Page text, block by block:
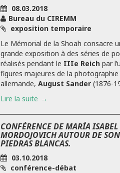
08.03.2018
Bureau du CIREMM
exposition temporaire
Le Mémorial de la Shoah consacre
grande exposition à des séries de
réalisés pendant le IIIe Reich par
figures majeures de la photographie
allemande, August Sander (1876-
Lire la suite
CONFÉRENCE DE MARÍA ISABEL
MORDOJOVICH AUTOUR DE
PIEDRAS BLANCAS.
03.10.2018
conférence-débat